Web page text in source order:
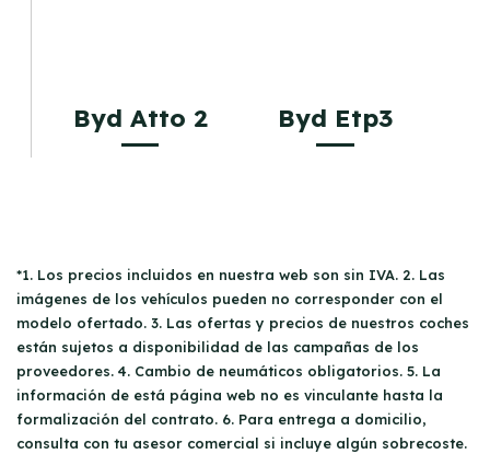
Byd Atto 2 Byd Etp3
*1. Los precios incluidos en nuestra web son sin IVA. 2. Las
imágenes de los vehículos pueden no corresponder con el
modelo ofertado. 3. Las ofertas y precios de nuestros coches
están sujetos a disponibilidad de las campañas de los
proveedores. 4. Cambio de neumáticos obligatorios. 5. La
información de está página web no es vinculante hasta la
formalización del contrato. 6. Para entrega a domicilio,
consulta con tu asesor comercial si incluye algún sobrecoste.